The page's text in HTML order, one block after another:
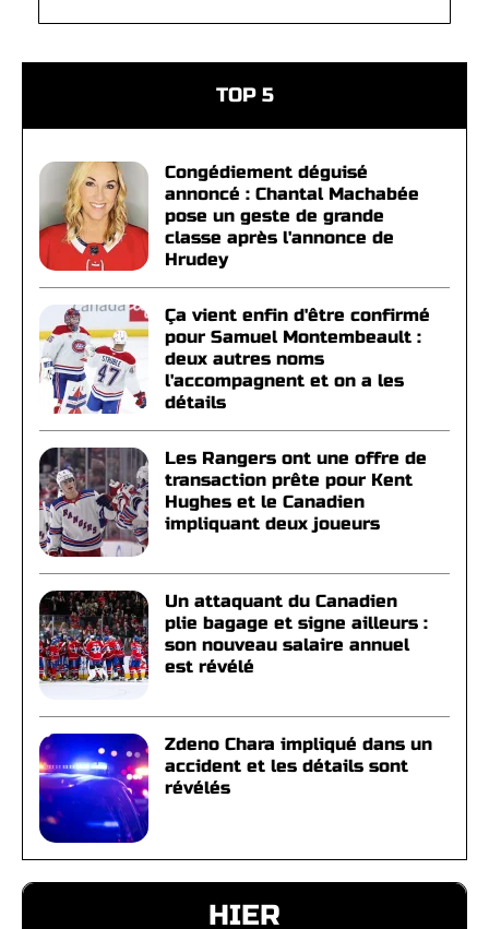
TOP 5
Congédiement déguisé
annoncé : Chantal Machabée
pose un geste de grande
classe après l'annonce de
Hrudey
Ça vient enfin d'être confirmé
pour Samuel Montembeault :
deux autres noms
l'accompagnent et on a les
détails
Les Rangers ont une offre de
transaction prête pour Kent
Hughes et le Canadien
impliquant deux joueurs
Un attaquant du Canadien
plie bagage et signe ailleurs :
son nouveau salaire annuel
est révélé
Zdeno Chara impliqué dans un
accident et les détails sont
révélés
HIER